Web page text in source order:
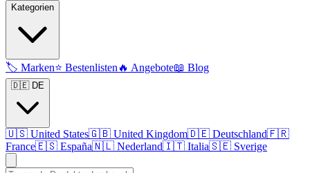
Kategorien
🏷️ Marken⭐ Bestenlisten 🔥 Angebote📖 Blog
🇩🇪 DE
🇺🇸 United States🇬🇧 United Kingdom🇩🇪 Deutschland🇫🇷
France🇪🇸 España🇳🇱 Nederland🇮🇹 Italia🇸🇪 Sverige